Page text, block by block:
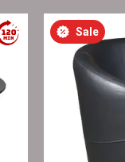
Sale